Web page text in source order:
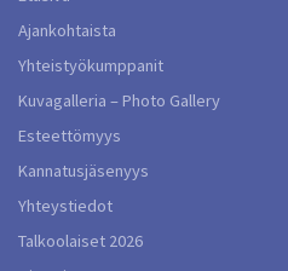
Ajankohtaista
Yhteistyökumppanit
Kuvagalleria – Photo Gallery
Esteettömyys
Kannatusjäsenyys
Yhteystiedot
Talkoolaiset 2026